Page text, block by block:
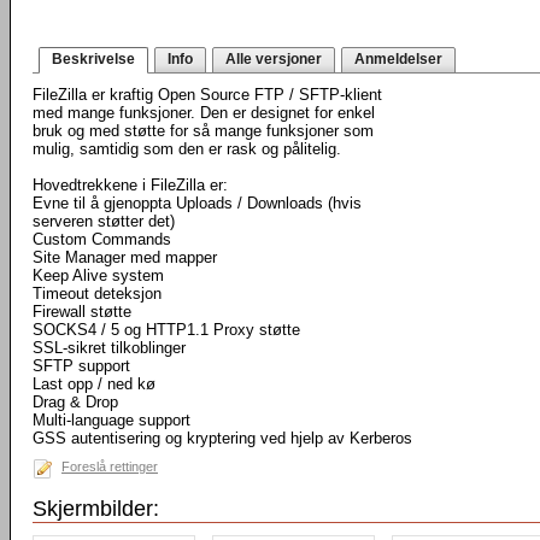
Beskrivelse Info Alle versjoner Anmeldelser
FileZilla er kraftig Open Source FTP / SFTP-klient
med mange funksjoner. Den er designet for enkel
bruk og med støtte for så mange funksjoner som
mulig, samtidig som den er rask og pålitelig.
Hovedtrekkene i FileZilla er:
Evne til å gjenoppta Uploads / Downloads (hvis
serveren støtter det)
Custom Commands
Site Manager med mapper
Keep Alive system
Timeout deteksjon
Firewall støtte
SOCKS4 / 5 og HTTP1.1 Proxy støtte
SSL-sikret tilkoblinger
SFTP support
Last opp / ned kø
Drag & Drop
Multi-language support
GSS autentisering og kryptering ved hjelp av Kerberos
Foreslå rettinger
Skjermbilder: